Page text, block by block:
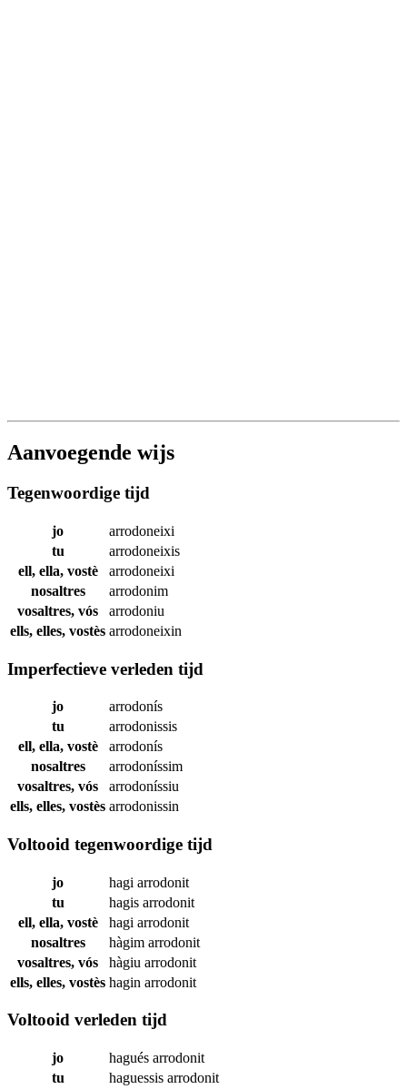
Aanvoegende wijs
Tegenwoordige tijd
jo
arrodoneixi
tu
arrodoneixis
ell, ella, vostè
arrodoneixi
nosaltres
arrodonim
vosaltres, vós
arrodoniu
ells, elles, vostès arrodoneixin
Imperfectieve verleden tijd
jo
arrodonís
tu
arrodonissis
ell, ella, vostè
arrodonís
nosaltres
arrodoníssim
vosaltres, vós
arrodoníssiu
ells, elles, vostès arrodonissin
Voltooid tegenwoordige tijd
jo hagi arrodonit
tu
hagis arrodonit
ell, ella, vostè
hagi arrodonit
nosaltres
hàgim arrodonit
vosaltres, vós
hàgiu arrodonit
ells, elles, vostès hagin arrodonit
Voltooid verleden tijd
jo hagués arrodonit
tu
haguessis arrodonit